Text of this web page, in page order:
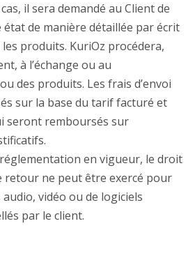
il sera demandé au Client de
de manière détaillée par écrit
produits. KuriOz procédera,
à l’échange ou au
des produits. Les frais d’envoi
sur la base du tarif facturé et
seront remboursés sur
en vigueur, le droit
retour ne peut être exercé pour
vidéo ou de logiciels
par le client.